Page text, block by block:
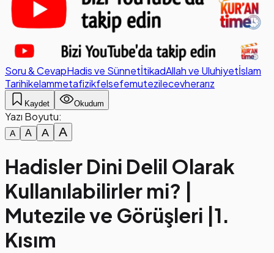
Soru & CevapHadis ve SünnetİtikadAllah ve Uluhiyetİslam
Tarihikelammetafizikfelsefemutezilecevherarız
Kaydet Okudum
Yazı Boyutu:
A A A A
Hadisler Dini Delil Olarak
Kullanılabilirler mi? |
Mutezile ve Görüşleri |1.
Kısım